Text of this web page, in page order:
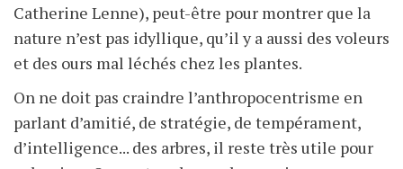
Catherine Lenne), peut-être pour montrer que la
nature n’est pas idyllique, qu’il y a aussi des voleurs
et des ours mal léchés chez les plantes.
On ne doit pas craindre l’anthropocentrisme en
parlant d’amitié, de stratégie, de tempérament,
d’intelligence... des arbres, il reste très utile pour